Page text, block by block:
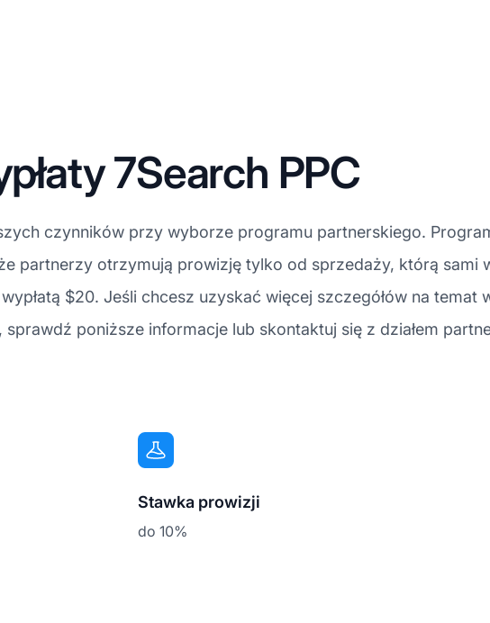
7Search PPC
czynników przy wyborze programu partnerskiego.
partnerzy otrzymują prowizję tylko od sprzedaży, którą sami
$20. Jeśli chcesz uzyskać więcej szczegółów na temat
poniższe informacje lub skontaktuj się z działem
Stawka prowizji
do 10%